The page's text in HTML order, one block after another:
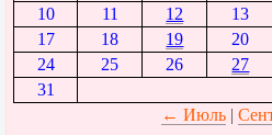
10
11 12 13
17
18 19 20
24
25 26 27
31
← Июль|